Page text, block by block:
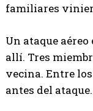
familiares
Un ataque
allí. Tres
vecina. Entre
antes del ataque.